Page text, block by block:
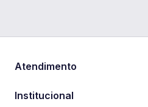
Atendimento
Institucional